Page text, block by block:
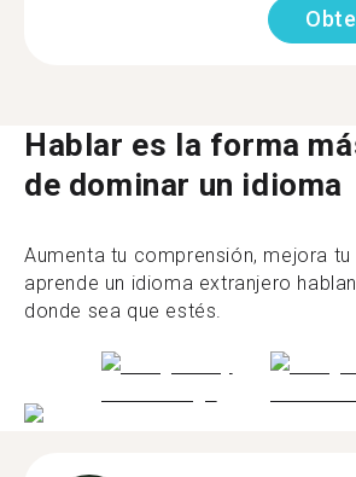
Hablar es la forma
de dominar un idioma
Aumenta tu comprensión, mejora
aprende un idioma extranjero
donde sea que estés.